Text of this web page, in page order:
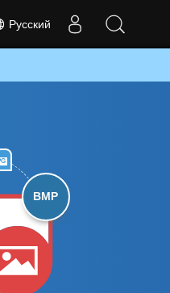
Русский
BMP